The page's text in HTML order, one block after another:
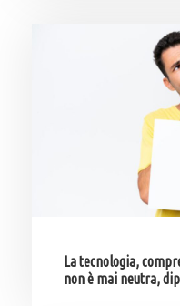
La tecnologia,
non è mai neutra,